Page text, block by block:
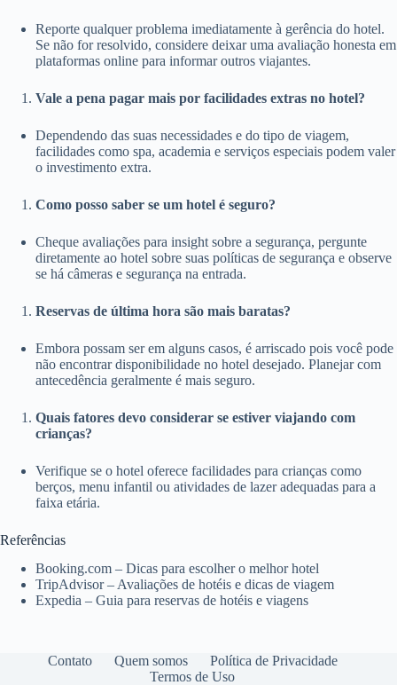
Reporte qualquer problema imediatamente à gerência do hotel.
Se não for resolvido, considere deixar uma avaliação honesta em
plataformas online para informar outros viajantes.
Vale a pena pagar mais por facilidades extras no hotel?
Dependendo das suas necessidades e do tipo de viagem,
facilidades como spa, academia e serviços especiais podem valer
o investimento extra.
Como posso saber se um hotel é seguro?
Cheque avaliações para insight sobre a segurança, pergunte
diretamente ao hotel sobre suas políticas de segurança e observe
se há câmeras e segurança na entrada.
Reservas de última hora são mais baratas?
Embora possam ser em alguns casos, é arriscado pois você pode
não encontrar disponibilidade no hotel desejado. Planejar com
antecedência geralmente é mais seguro.
Quais fatores devo considerar se estiver viajando com
crianças?
Verifique se o hotel oferece facilidades para crianças como
berços, menu infantil ou atividades de lazer adequadas para a
faixa etária.
Referências
Booking.com – Dicas para escolher o melhor hotel
TripAdvisor – Avaliações de hotéis e dicas de viagem
Expedia – Guia para reservas de hotéis e viagens
Contato Quem somos
Política de Privacidade
Termos de Uso